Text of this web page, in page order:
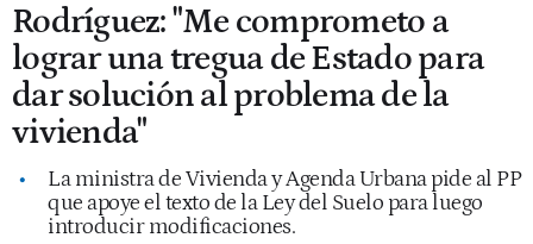
Rodríguez: "Me comprometo a
lograr una tregua de Estado para
dar solución al problema de la
vivienda"
La ministra de Vivienda y Agenda Urbana pide al PP
que apoye el texto de la Ley del Suelo para luego
introducir modificaciones.